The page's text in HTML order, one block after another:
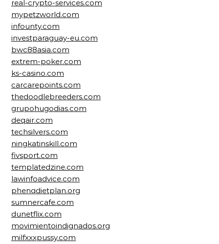
real-crypto-services.com
mypetzworld.com
infounty.com
investparaguay-eu.com
bwc88asia.com
extrem-poker.com
ks-casino.com
carcarepoints.com
thedoodlebreeders.com
grupohugodias.com
deqair.com
techsilvers.com
ningkatinskill.com
fivsport.com
templatedzine.com
lawinfoadvice.com
phenqdietplan.org
sumnercafe.com
dunetflix.com
movimientoindignados.org
milfxxxpussy.com